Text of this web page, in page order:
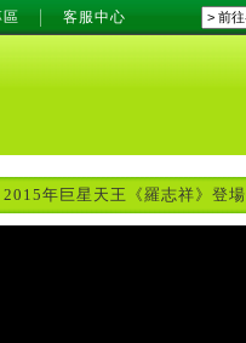
區 客服中心
年巨星天王《羅志祥》登場